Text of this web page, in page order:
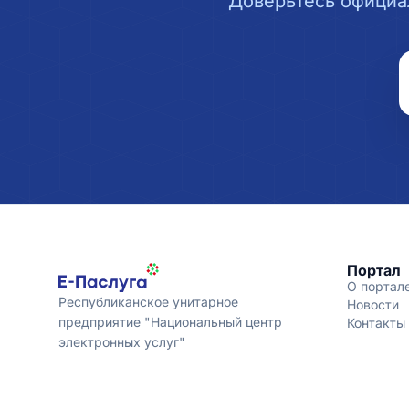
Республиканское унитарное
предприятие "Национальный центр
электронных услуг"
Портал
О
Новости
Контакты